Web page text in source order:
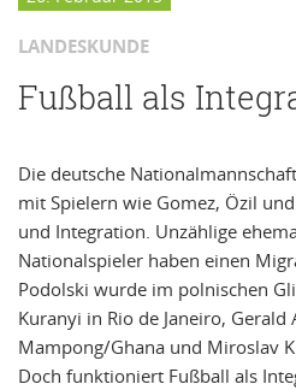
LANDESKUNDE
Fußball als
Die deutsche
mit Spielern wie Gomez, Özil
und Integration. Unzählige
Nationalspieler haben einen
Podolski wurde im polnischen
Kuranyi in Rio de Janeiro, Gerald
Mampong/Ghana und Miroslav
Doch funktioniert Fußball als